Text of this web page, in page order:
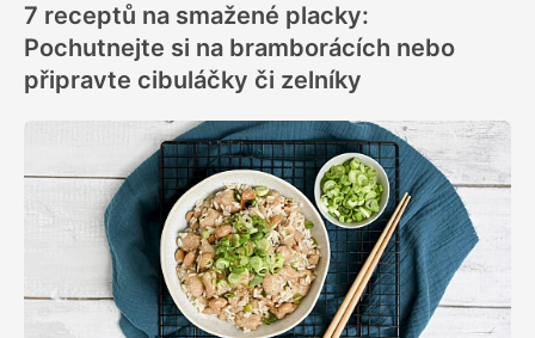
7 receptů na smažené placky:
Pochutnejte si na bramborácích nebo
připravte cibuláčky či zelníky